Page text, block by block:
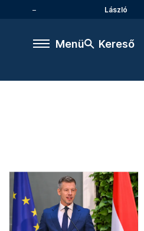
László
Menü Kereső